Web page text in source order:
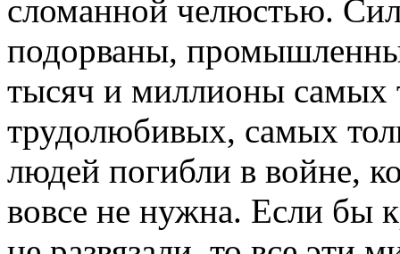
сломанной челюстью.
подорваны,
тысяч и миллионы самых
трудолюбивых, самых
людей погибли в войне,
вовсе не нужна. Если бы